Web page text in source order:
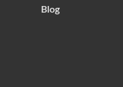
Blog